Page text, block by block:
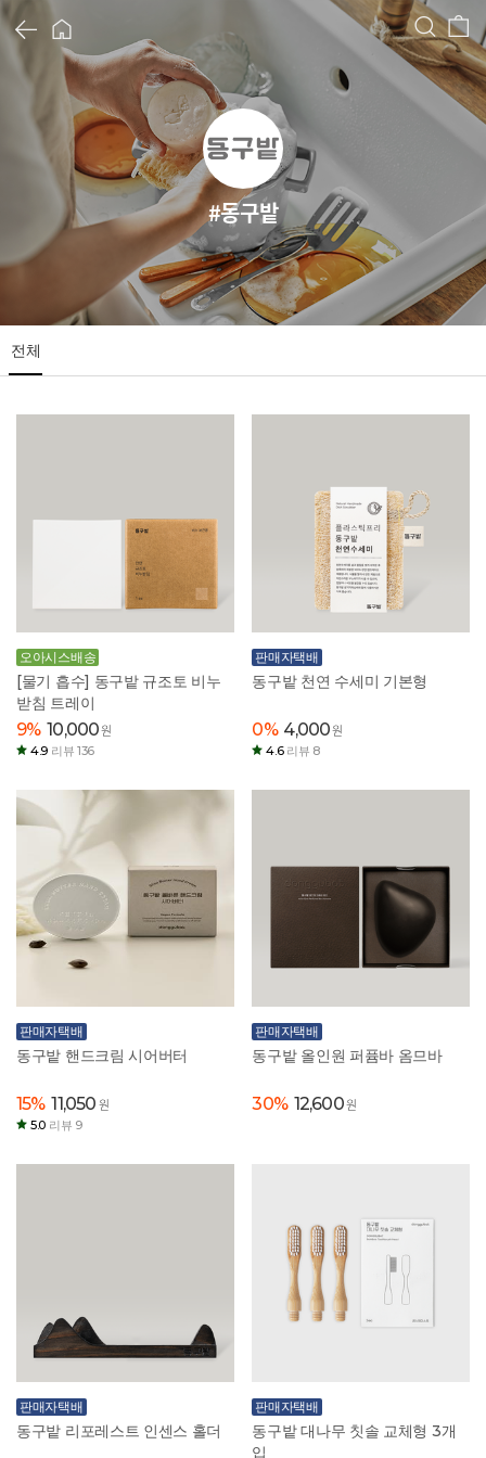
오
아
시
스
마
켓
농축산물할인 찬들마루 주문/배송 고객센터
뒤
로
가
기
오
아
시
검
색
장
바
구
니
동구밭
전체
오아시스배송
[물기 흡수] 동구밭 규조토 비누
받침 트레이
9% 10,000원
4.9 리뷰 136
판매자택배
동구밭 천연 수세미 기본형
0% 4,000원
4.6 리뷰 8
판매자택배
동구밭 핸드크림 시어버터
15% 11,050원
5.0 리뷰 9
판매자택배
동구밭 올인원 퍼퓸바 옴므바
30% 12,600원
판매자택배
동구밭 리포레스트 인센스 홀더
판매자택배
동구밭 대나무 칫솔 교체형 3개
입